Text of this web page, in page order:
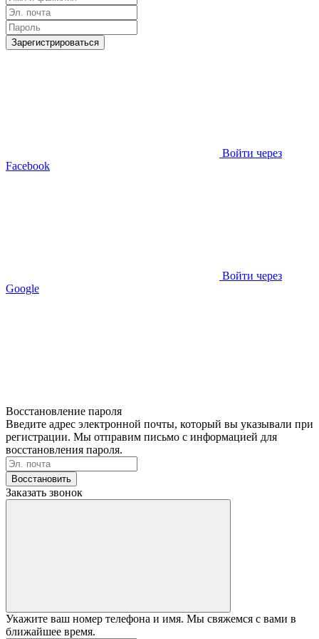
Зарегистрироваться
Войти через
Facebook
Войти через
Google
Восстановление пароля
Введите адрес электронной почты, который вы указывали при
регистрации. Мы отправим письмо с информацией для
восстановления пароля.
Восстановить
Заказать звонок
Укажите ваш номер телефона и имя. Мы свяжемся с вами в
ближайшее время.